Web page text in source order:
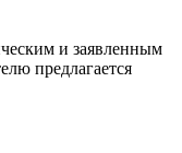
и заявленным
предлагается